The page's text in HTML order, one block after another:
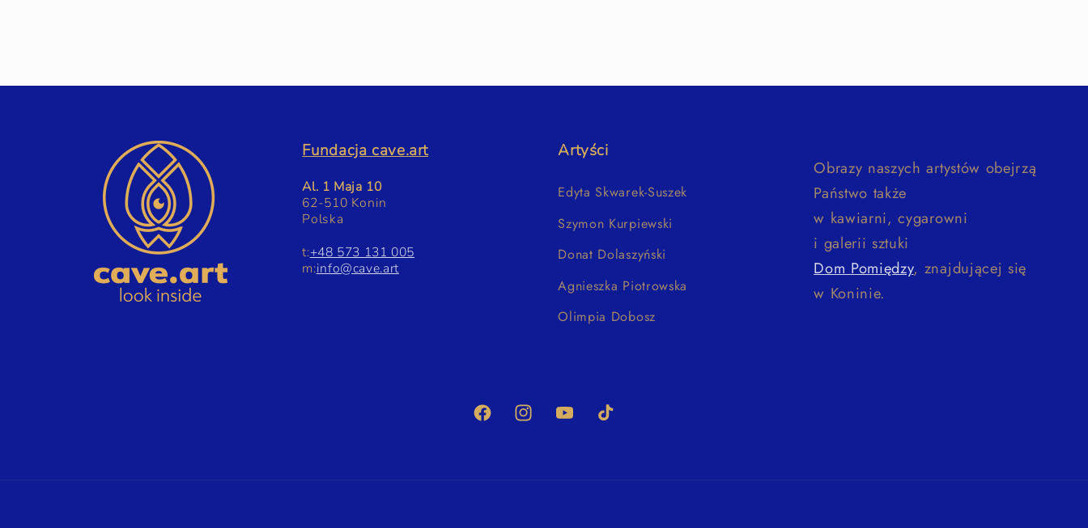
Fundacja cave.art
Al. 1 Maja 10
62-510 Konin
Polska
t:+48 573 131 005
m:info@cave.art
Artyści
Edyta Skwarek-Suszek
Szymon Kurpiewski
Donat Dolaszyński
Agnieszka Piotrowska
Olimpia Dobosz
Obrazy naszych artystów obejrzą
Państwo także
w kawiarni, cygarowni
i galerii sztuki
Dom Pomiędzy, znajdującej się
w Koninie.